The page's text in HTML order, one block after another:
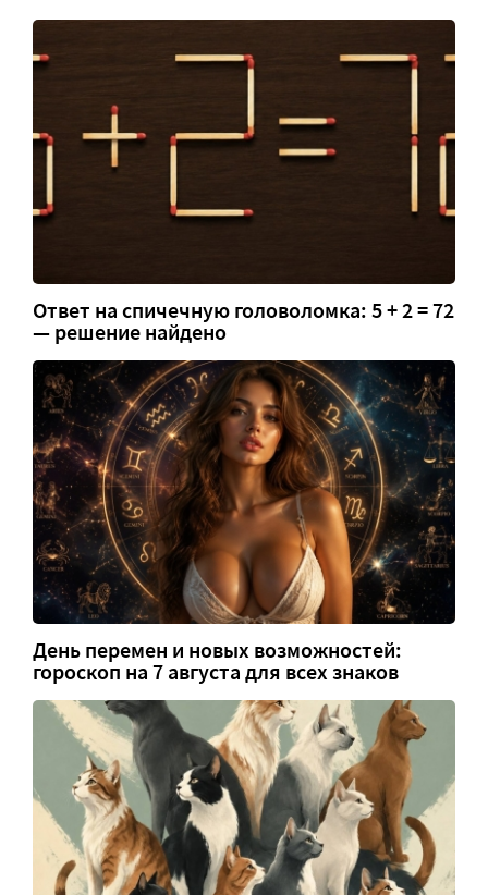
Ответ на спичечную головоломка: 5 + 2 = 72
— решение найдено
День перемен и новых возможностей:
гороскоп на 7 августа для всех знаков